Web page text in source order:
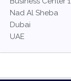
Nad Al Sheba
Dubai
UAE